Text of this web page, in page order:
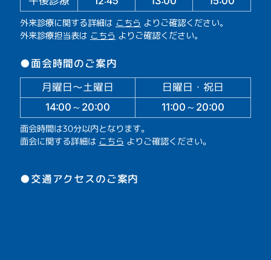
外来診療に関する詳細は こちら よりご確認ください。
外来診療担当表は こちら よりご確認ください。
●面会時間のご案内
月曜日～土曜日 日曜日・祝日
14:00～20:00 11:00～20:00
面会時間は30分以内となります。
面会に関する詳細は こちら よりご確認ください。
●交通アクセスのご案内